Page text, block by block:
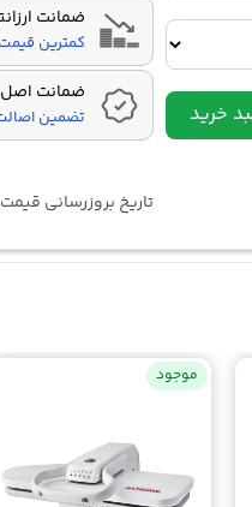
خرید
ضمانت
کمترین
ضمانت اصل
تضمین
تاریخ بروزرسانی
موجود